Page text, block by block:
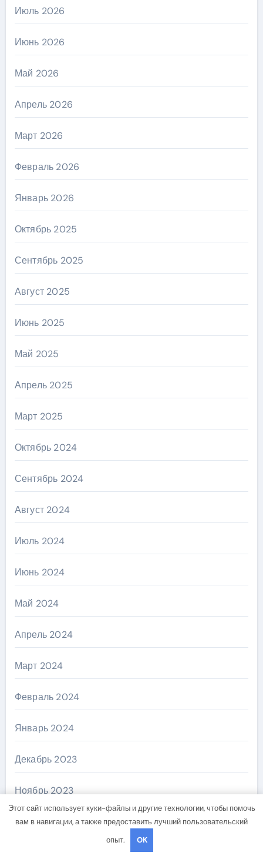
Июль 2026
Июнь 2026
Май 2026
Апрель 2026
Март 2026
Февраль 2026
Январь 2026
Октябрь 2025
Сентябрь 2025
Август 2025
Июнь 2025
Май 2025
Апрель 2025
Март 2025
Октябрь 2024
Сентябрь 2024
Август 2024
Июль 2024
Июнь 2024
Май 2024
Апрель 2024
Март 2024
Февраль 2024
Январь 2024
Декабрь 2023
Ноябрь 2023
Октябрь 2023
Этот сайт использует куки-файлы и другие технологии, чтобы помочь
вам в навигации, а также предоставить лучший пользовательский
опыт.
OK